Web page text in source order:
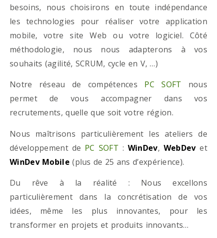
besoins, nous choisirons en toute indépendance
les technologies pour réaliser votre application
mobile, votre site Web ou votre logiciel. Côté
méthodologie, nous nous adapterons à vos
souhaits (agilité, SCRUM, cycle en V, …)
Notre réseau de compétences PC SOFT nous
permet de vous accompagner dans vos
recrutements, quelle que soit votre région.
Nous maîtrisons particulièrement les ateliers de
développement de PC SOFT : WinDev, WebDev et
WinDev Mobile (plus de 25 ans d’expérience).
Du rêve à la réalité : Nous excellons
particulièrement dans la concrétisation de vos
idées, même les plus innovantes, pour les
transformer en projets et produits innovants…